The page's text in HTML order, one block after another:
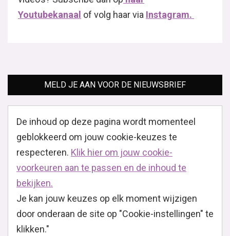
Youtubekanaal of volg haar via Instagram.
MELD JE AAN VOOR DE NIEUWSBRIEF
De inhoud op deze pagina wordt momenteel
geblokkeerd om jouw cookie-keuzes te
respecteren. Klik hier om jouw cookie-
voorkeuren aan te passen en de inhoud te
bekijken.
Je kan jouw keuzes op elk moment wijzigen
door onderaan de site op "Cookie-instellingen" te
klikken."